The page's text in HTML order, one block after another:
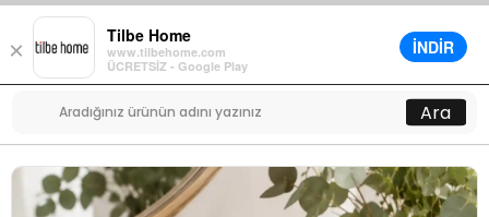
×
Tilbe Home
www.tilbehome.com
ÜCRETSİZ - Google Play
İNDİR
Menü
0
Ara